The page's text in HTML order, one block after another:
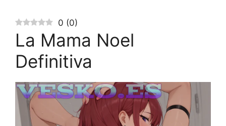
0 (0)
La Mama Noel
Definitiva